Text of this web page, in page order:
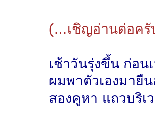
(…เชิญอ่านต่อค
เช้าวันรุ่งขึ้น ก่อน
ผมพาตัวเองมายื
สองคูหา แถวบริเ